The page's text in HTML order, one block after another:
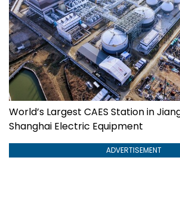
World’s Largest CAES Station in
Shanghai Electric Equipment
ADVERTISEMENT